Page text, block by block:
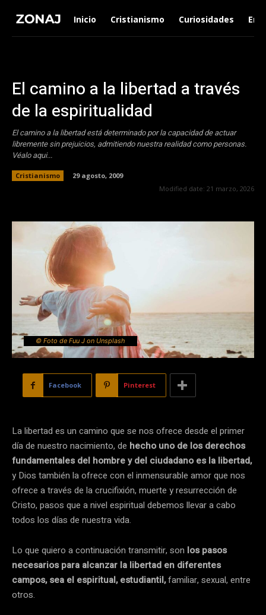
Inicio Cristianismo Curiosidades
El camino a la libertad a través
de la espiritualidad
El camino a la libertad está determinado por la capacidad de actuar
libremente sin prejuicios, admitiendo nuestra realidad como personas.
Véalo aqui...
Cristianismo
29 agosto, 2009
Modified date: 21 marzo, 2026
© Foto de Fuu J on Unsplash
Facebook Pinterest
La libertad es un camino que se nos ofrece desde el primer
día de nuestro nacimiento, de hecho uno de los derechos
fundamentales del hombre y del ciudadano es la libertad,
y Dios también la ofrece con el inmensurable amor que nos
ofrece a través de la crucifixión, muerte y resurrección de
Cristo, pasos que a nivel espiritual debemos llevar a cabo
todos los días de nuestra vida.
Lo que quiero a continuación transmitir, son los pasos
necesarios para alcanzar la libertad en diferentes
campos, sea el espiritual, estudiantil,familiar, sexual, entre
otros.